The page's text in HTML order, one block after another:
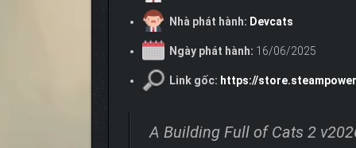
Nhà phát hành: Devcats
Ngày phát hành: 16/06/2025
Link gốc: https://
A Building Full of Cats 2